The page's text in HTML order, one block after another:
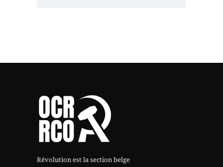
Révolution est la section belge